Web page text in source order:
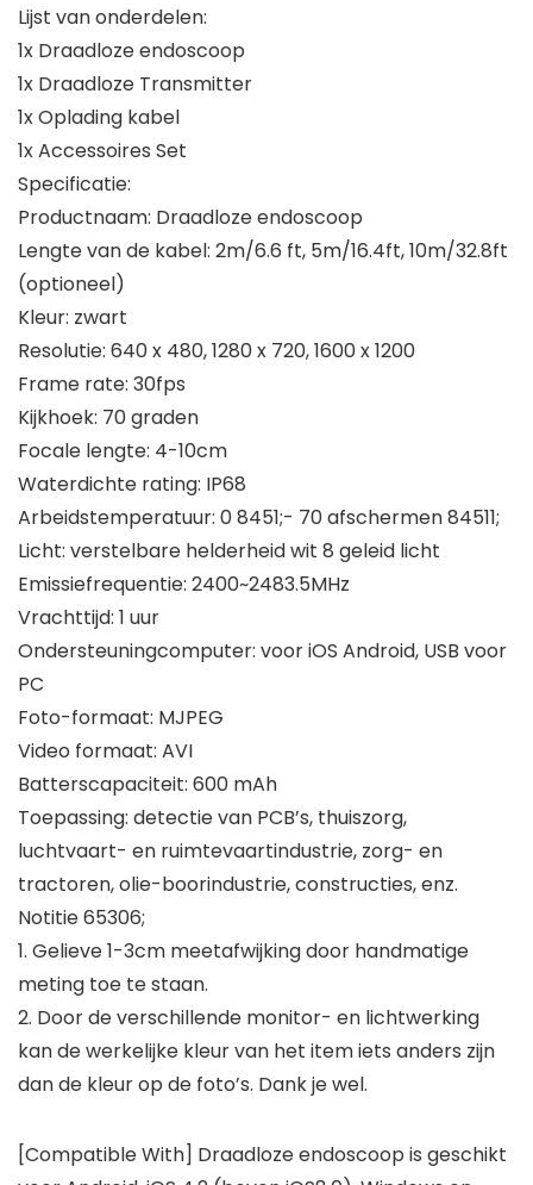
Lijst van onderdelen:
1x Draadloze endoscoop
1x Draadloze Transmitter
1x Oplading kabel
1x Accessoires Set
Specificatie:
Productnaam: Draadloze endoscoop
Lengte van de kabel: 2m/6.6 ft, 5m/16.4ft, 10m/32.8ft
(optioneel)
Kleur: zwart
Resolutie: 640 x 480, 1280 x 720, 1600 x 1200
Frame rate: 30fps
Kijkhoek: 70 graden
Focale lengte: 4-10cm
Waterdichte rating: IP68
Arbeidstemperatuur: 0 8451;- 70 afschermen 84511;
Licht: verstelbare helderheid wit 8 geleid licht
Emissiefrequentie: 2400~2483.5MHz
Vrachttijd: 1 uur
Ondersteuningcomputer: voor iOS Android, USB voor
PC
Foto-formaat: MJPEG
Video formaat: AVI
Batterscapaciteit: 600 mAh
Toepassing: detectie van PCB’s, thuiszorg,
luchtvaart- en ruimtevaartindustrie, zorg- en
tractoren, olie-boorindustrie, constructies, enz.
Notitie 65306;
1. Gelieve 1-3cm meetafwijking door handmatige
meting toe te staan.
2. Door de verschillende monitor- en lichtwerking
kan de werkelijke kleur van het item iets anders zijn
dan de kleur op de foto’s. Dank je wel.
[Compatible With] Draadloze endoscoop is geschikt